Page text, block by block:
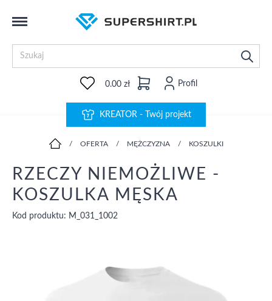
0.00 zł Profil
KREATOR - Twój projekt
/ OFERTA / MĘŻCZYZNA / KOSZULKI
RZECZY NIEMOŻLIWE -
KOSZULKA MĘSKA
Kod produktu: M_031_1002